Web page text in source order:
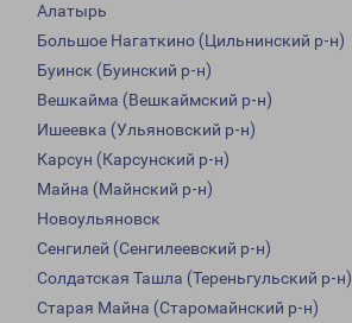
Алатырь
Большое Нагаткино (Цильнинский р-н)
Буинск (Буинский р-н)
Вешкайма (Вешкаймский р-н)
Ишеевка (Ульяновский р-н)
Карсун (Карсунский р-н)
Майна (Майнский р-н)
Новоульяновск
Сенгилей (Сенгилеевский р-н)
Солдатская Ташла (Тереньгульский р-н)
Старая Майна (Старомайнский р-н)